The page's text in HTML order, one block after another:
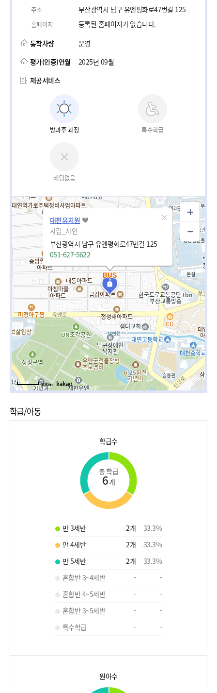
주소 부산광역시 남구 유엔평화로47번길 125
홈페이지
등록된 홈페이지가 없습니다.
통학차량
운영
평가(인증)연월
2025년 09월
제공서비스
방과후 과정 특수학급
해당없음
대천유치원
사립_사인
부산광역시 남구 유엔평화로47번길 125
051-627-5622
100m
학급/아동
학급수
총 학급
6개
만 3세반 2개 33.3%
만 4세반
2개 33.3%
만 5세반
2개 33.3%
혼합반 3~4세반
-
-
혼합반 4~5세반
-
-
혼합반 3~5세반
-
-
특수학급
- -
원아수